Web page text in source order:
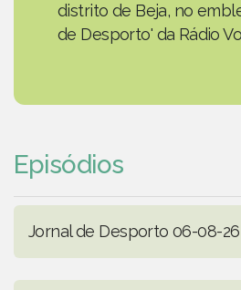
distrito de Beja, no
de Desporto' da Rádio
Episódios
Jornal de Desporto 06-08-26